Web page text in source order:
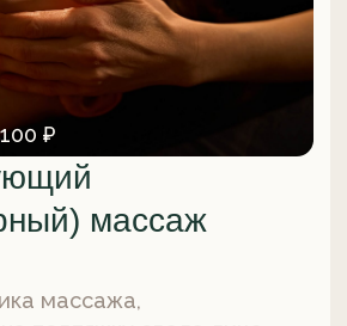
овала лица,
более
черт.
Подробнее
новинка